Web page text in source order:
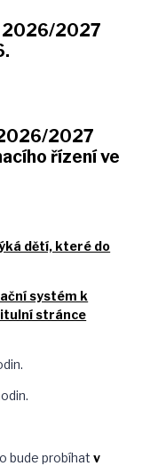
2026/2027
2027
řízení ve
dětí, které do
systém k
stránce
bude probíhatv